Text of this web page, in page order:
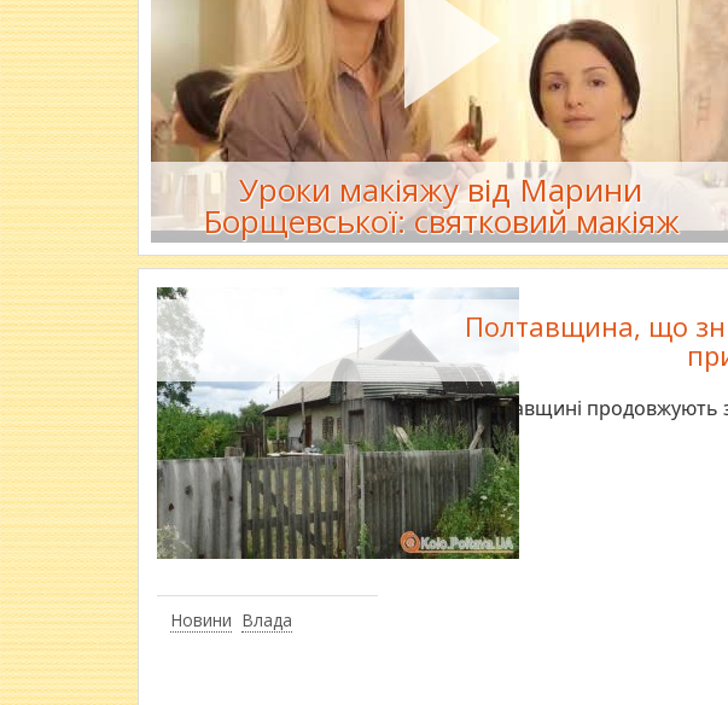
Уроки макіяжу від Марини
Борщевської: святковий макіяж
Новини Влада
Полтавщина, що
На Полтавщині продовжують